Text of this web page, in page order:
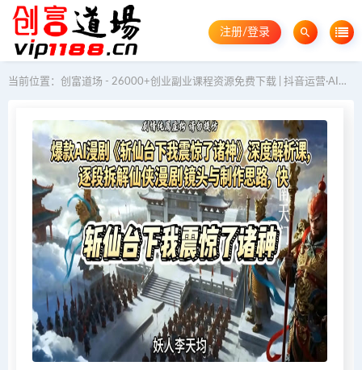
注册/登录
当前位置： 创富道场 - 26000+创业副业课程资源免费下载 | 抖音运营·AI教程·GEO优化